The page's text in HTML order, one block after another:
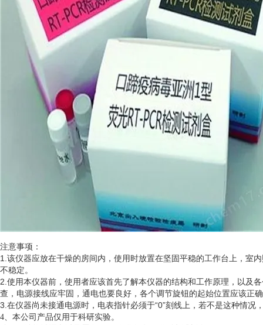
注意事项：
1.该仪器应放在干燥的房间内，使用时放置在坚固平稳的工作台上，室
不稳定。
2.使用本仪器前，使用者应该首先了解本仪器的结构和工作原理，以及
查，电源接线应牢固，通电也要良好，各个调节旋钮的起始位置应该正
3.在仪器尚未接通电源时，电表指针必须于“0”刻线上，若不是这种情况
4 本公司产品仅用于科研实验。